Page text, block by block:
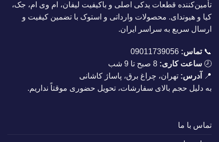
تأمین‌کننده قطعات یدکی اصلی و باکیفیت لیفان، ام وی ام، جک،
کیا و هیوندای. محصولات وارداتی و استوک با تضمین کیفیت و
ارسال سریع به سراسر ایران.
📞تماس: 09011739056
🕗 ساعت کاری:
📍
آدرس: تهران، چراغ برق، پاساژ کاشانی
به دلیل حجم بالای سفارشات، تحویل حضوری موقتاً نداریم.
تماس با ما